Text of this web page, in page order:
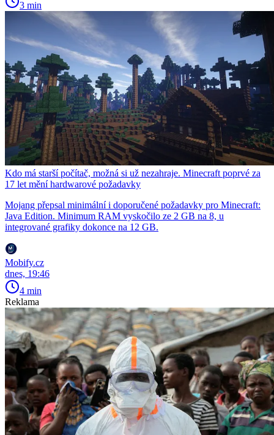
3 min
Kdo má starší počítač, možná si už nezahraje. Minecraft poprvé za
17 let mění hardwarové požadavky
Mojang přepsal minimální i doporučené požadavky pro Minecraft:
Java Edition. Minimum RAM vyskočilo ze 2 GB na 8, u
integrované grafiky dokonce na 12 GB.
Mobify.cz
dnes, 19:46
4 min
Reklama